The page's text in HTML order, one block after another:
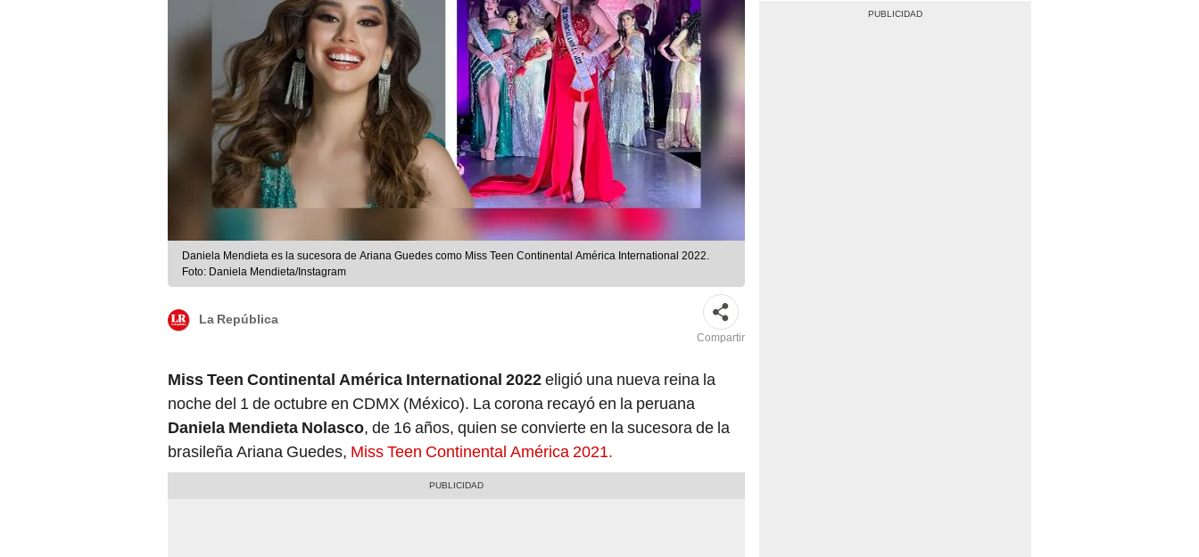
Daniela Mendieta es la sucesora de Ariana Guedes como Miss Teen Continental América International 2022.
Foto: Daniela Mendieta/Instagram
La República
Compartir
Miss Teen Continental América International 2022eligió una nueva reina la
noche del 1 de octubre en CDMX (México). La corona recayó en la peruana
Daniela Mendieta Nolasco, de 16 años, quien se convierte en la sucesora de la
brasileña Ariana Guedes, Miss Teen Continental América 2021.